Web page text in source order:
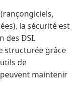
la sécurité est
des DSI.
structurée grâce
de
maintenir